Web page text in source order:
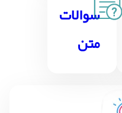
سوالات
متن